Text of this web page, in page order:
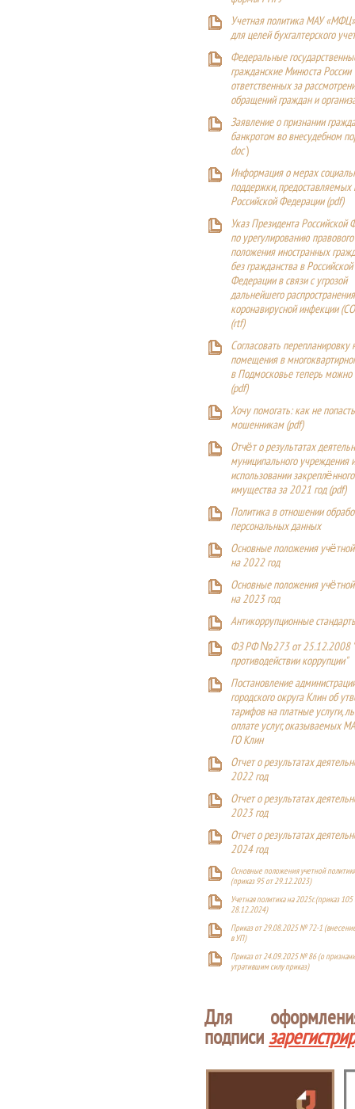
Учетная политика МАУ
для целей бухгалтерского
Федеральные
гражданские Минюста России
ответственных за
обращений граждан и
Заявление о признании
банкротом во внесудебном
doc)
Информация о мерах
поддержки,
Российской Федерации (pdf)
Указ Президента Российской
по урегулированию правового
положения иностранных
без гражданства в Российской
Федерации в связи с угрозой
дальнейшего
коронавирусной инфекции
(rtf)
Согласовать перепланировку
помещения в
в Подмосковье теперь можно
(pdf)
Хочу помогать: как не
мошенникам (pdf)
Отчёт о результатах
муниципального учреждения
использовании
имущества за 2021 год (pdf)
Политика в отношении
персональных данных
Основные положения
на 2022 год
Основные положения
на 2023 год
Антикоррупционные
ФЗ РФ №273 от 25.12.2008
противодействии коррупции"
Постановление
городского округа Клин об
тарифов на платные услуги,
оплате услуг, оказываемых
ГО Клин
Отчет о результатах
2022 год
Отчет о результатах
2023 год
Отчет о результатах
2024 год
Основные положения учетной
(приказ 95 от 29.12.2023)
Учетная политика на 2025г. (приказ 105
28.12.2024)
Приказ от 29.08.2025 № 72-1
в УП)
Приказ от 24.09.2025 № 86 (о
утратившим силу приказ)
Для
подписи